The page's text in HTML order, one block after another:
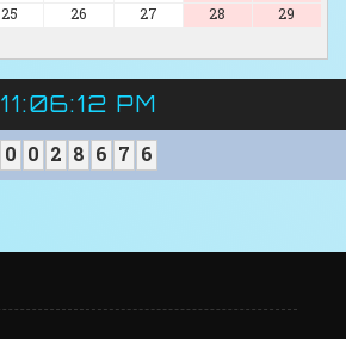
25 26 27 28
29
11:06:12 PM
0 0 2 8 6 7 6